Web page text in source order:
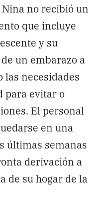
no recibió un
que incluye
y su
un embarazo a
las necesidades
para evitar o
El personal
en una
últimas semanas
derivación a
de su hogar de la